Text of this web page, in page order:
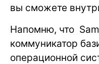
вы сможете
Напомню, что
коммуникатор
операционной